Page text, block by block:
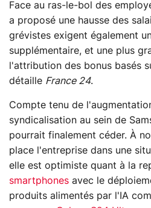
Face au ras-le-bol des
a proposé une hausse des
grévistes exigent également
supplémentaire, et une plus
l'attribution des bonus basés
détaille France 24.
Compte tenu de
syndicalisation au sein de
pourrait finalement céder. À
place l'entreprise dans une
elle est optimiste quant à la
smartphones avec le
produits alimentés par l'IA